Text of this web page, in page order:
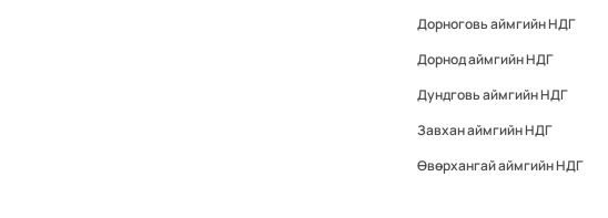
Дорноговь аймгийн НДГ
Дорнод аймгийн НДГ
Дундговь аймгийн НДГ
Завхан аймгийн НДГ
Өвөрхангай аймгийн НДГ